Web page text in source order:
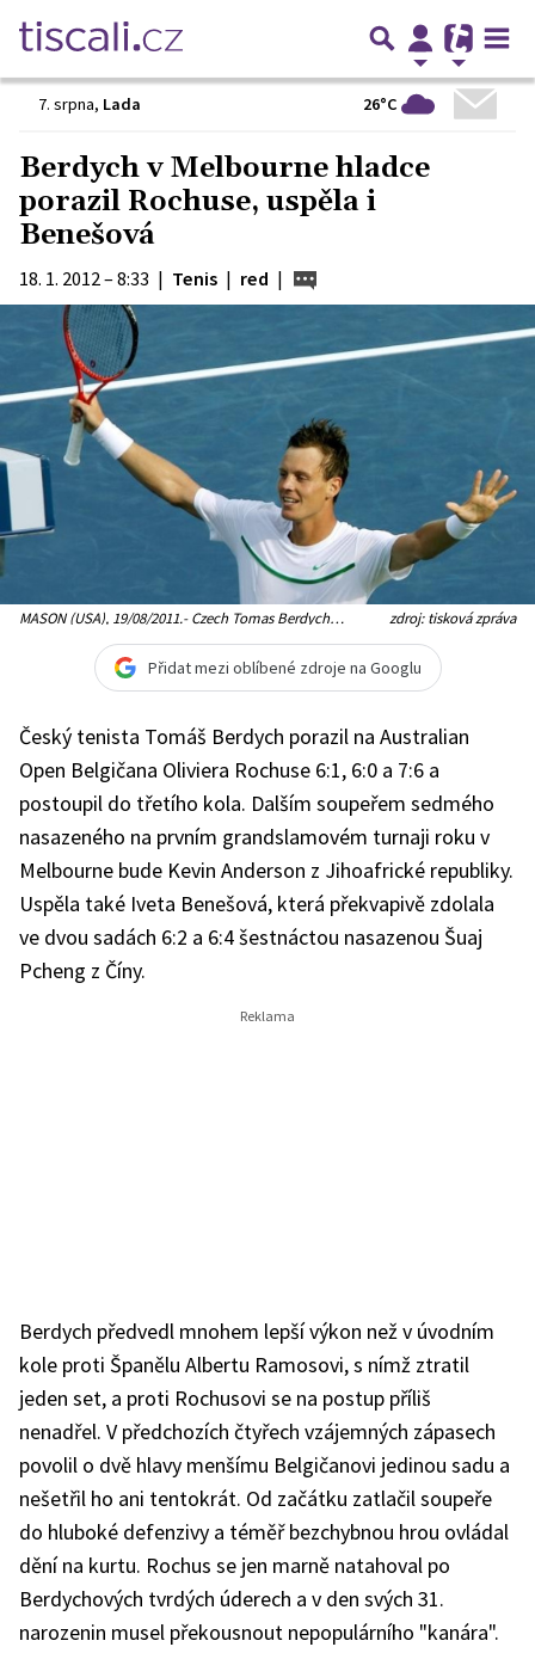
7. srpna, Lada 26°C
Berdych v Melbourne hladce
porazil Rochuse, uspěla i
Benešová
18. 1. 2012 – 8:33 | Tenis | red |
MASON (USA), 19/08/2011.- Czech Tomas Berdych
Cincinnati Masters 1000 Tournament tennis match in
Mason, USA, 19 August 2011. Berdych won 6-2, 7-6.
MEDIAFAX / EFE
zdroj: tisková zpráva
Přidat mezi oblíbené zdroje na Googlu
Český tenista Tomáš Berdych porazil na Australian
Open Belgičana Oliviera Rochuse 6:1, 6:0 a 7:6 a
postoupil do třetího kola. Dalším soupeřem sedmého
nasazeného na prvním grandslamovém turnaji roku v
Melbourne bude Kevin Anderson z Jihoafrické republiky.
Uspěla také Iveta Benešová, která překvapivě zdolala
ve dvou sadách 6:2 a 6:4 šestnáctou nasazenou Šuaj
Pcheng z Číny.
Berdych předvedl mnohem lepší výkon než v úvodním
kole proti Španělu Albertu Ramosovi, s nímž ztratil
jeden set, a proti Rochusovi se na postup příliš
nenadřel. V předchozích čtyřech vzájemných zápasech
povolil o dvě hlavy menšímu Belgičanovi jedinou sadu a
nešetřil ho ani tentokrát. Od začátku zatlačil soupeře
do hluboké defenzivy a téměř bezchybnou hrou ovládal
dění na kurtu. Rochus se jen marně natahoval po
Berdychových tvrdých úderech a v den svých 31.
narozenin musel překousnout nepopulárního "kanára".